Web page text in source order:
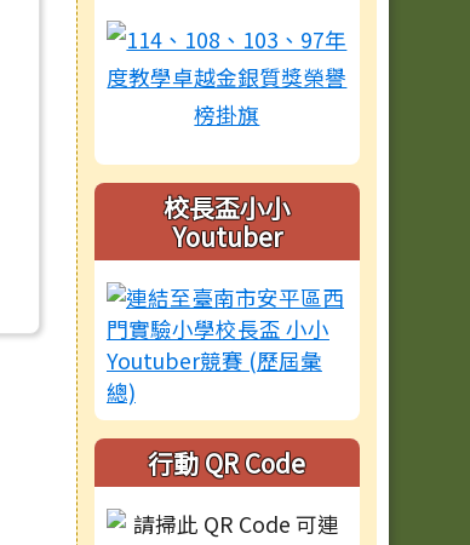
校長盃小小
Youtuber
行動 QR Code